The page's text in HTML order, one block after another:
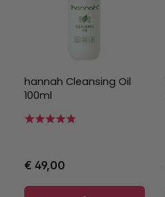
hannah Cleansing Oil
100ml
€ 49,00